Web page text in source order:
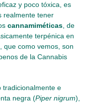
y poco tóxica, es
realmente tener
cannamiméticas , de
terpénica en
que como vemos, son
de la Cannabis
tradicionalmente e
negra (Piper nigrum),